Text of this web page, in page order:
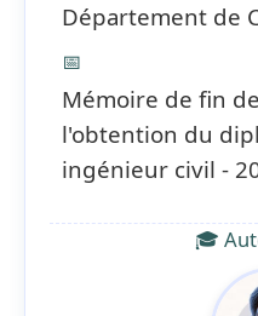
Département de
📅
Mémoire de fin
l'obtention du
ingénieur civil -
🎓